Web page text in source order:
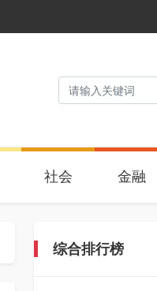
社会 金融
综合排行榜